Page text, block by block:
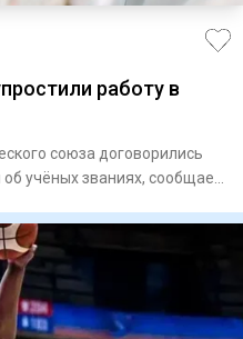
работу в
союза договорились
учёных званиях, сообщает